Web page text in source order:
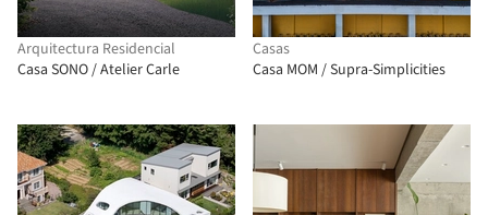
Arquitectura Residencial
Casa SONO / Atelier Carle
Casas
Casa MOM / Supra-Simplicities